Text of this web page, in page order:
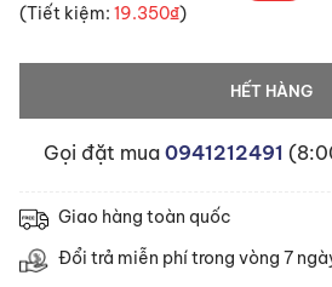
(Tiết kiệm: 19.350₫)
HẾT HÀNG
Gọi đặt mua 0941212491
Giao hàng toàn quốc
Đổi trả miễn phí trong vòng 7